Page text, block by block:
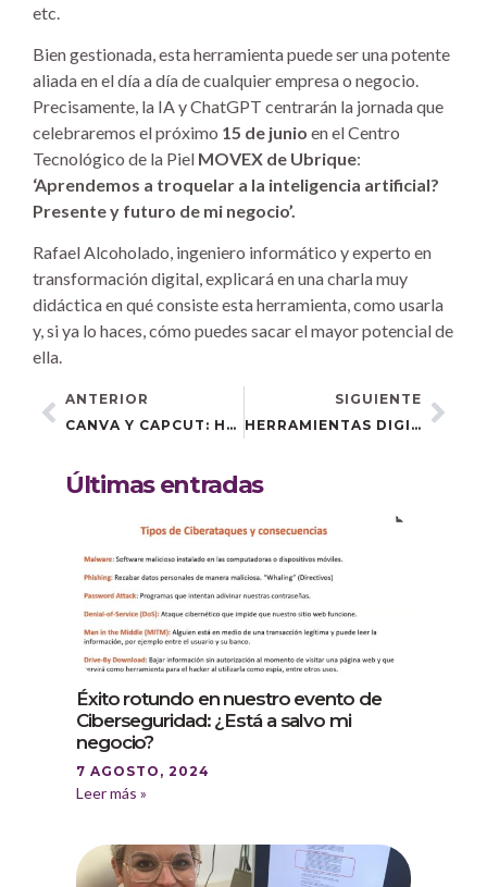
etc.
Bien gestionada, esta herramienta puede ser una potente
aliada en el día a día de cualquier empresa o negocio.
Precisamente, la IA y ChatGPT centrarán la jornada que
celebraremos el próximo 15 de junio en el Centro
Tecnológico de la Piel MOVEX de Ubrique:
‘Aprendemos a troquelar a la inteligencia artificial?
Presente y futuro de mi negocio’.
Rafael Alcoholado, ingeniero informático y experto en
transformación digital, explicará en una charla muy
didáctica en qué consiste esta herramienta, como usarla
y, si ya lo haces, cómo puedes sacar el mayor potencial de
ella.
ANTERIOR
CANVA Y CAPCUT: HERRAMIENTAS DE DISEÑO Y VIDEO QUE OPTIMIZAN EL MARKETING EMPRESARIAL
SIGUIENTE
HERRAMIENTAS DIGITALES PARA DISPARAR RESERVAS EN ALOJAMIENTOS RURALES
Últimas entradas
Éxito rotundo en nuestro evento de
Ciberseguridad: ¿Está a salvo mi
negocio?
7 AGOSTO, 2024
Leer más »